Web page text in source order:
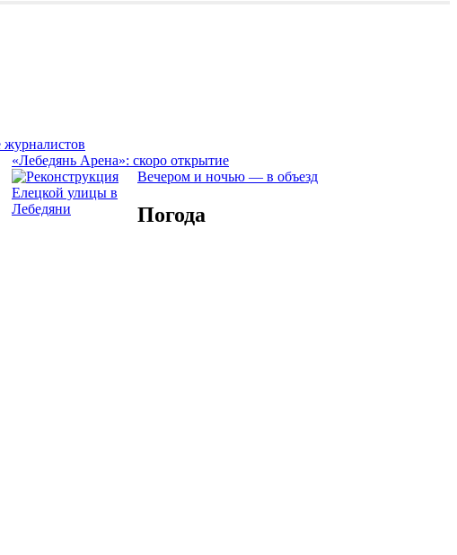
журналистов
«Лебедянь Арена»: скоро открытие
Вечером и ночью — в объезд
Погода